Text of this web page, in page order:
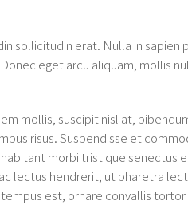
sollicitudin erat. Nulla in sapien
eget arcu aliquam, mollis
mollis, suscipit nisl at,
risus. Suspendisse et
morbi tristique senectus
lectus hendrerit, ut pharetra
est, ornare convallis